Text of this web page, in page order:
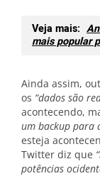
Veja mais:
mais popular
Ainda assim,
os “dados são
acontecendo,
um backup para
esteja
Twitter diz que
potências